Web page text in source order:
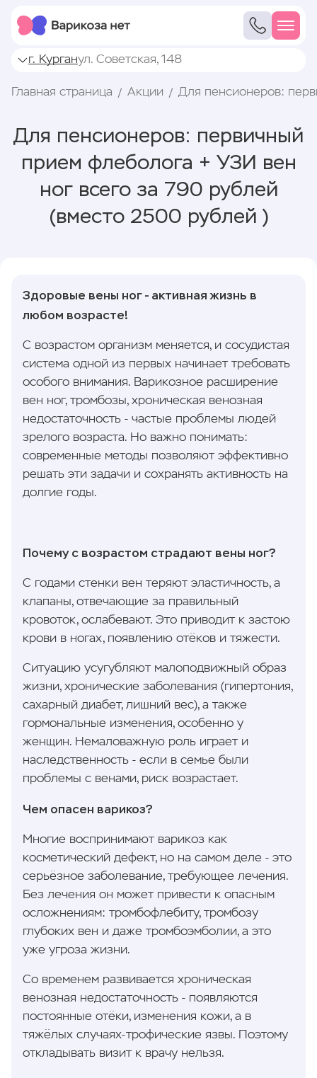
г. Курганул. Советская, 148
Главная страница Акции Для пенсионеров:
Для пенсионеров: первичный
прием флеболога + УЗИ вен
ног всего за 790 рублей
(вместо 2500 рублей )
Здоровые вены ног - активная жизнь в
любом возрасте!
С возрастом организм меняется, и сосудистая
система одной из первых начинает требовать
особого внимания. Варикозное расширение
вен ног, тромбозы, хроническая венозная
недостаточность - частые проблемы людей
зрелого возраста. Но важно понимать:
современные методы позволяют эффективно
решать эти задачи и сохранять активность на
долгие годы.
Почему с возрастом страдают вены ног?
С годами стенки вен теряют эластичность, а
клапаны, отвечающие за правильный
кровоток, ослабевают. Это приводит к застою
крови в ногах, появлению отёков и тяжести.
Ситуацию усугубляют малоподвижный образ
жизни, хронические заболевания (гипертония,
сахарный диабет, лишний вес), а также
гормональные изменения, особенно у
женщин. Немаловажную роль играет и
наследственность - если в семье были
проблемы с венами, риск возрастает.
Чем опасен варикоз?
Многие воспринимают варикоз как
косметический дефект, но на самом деле - это
серьёзное заболевание, требующее лечения.
Без лечения он может привести к опасным
осложнениям: тромбофлебиту, тромбозу
глубоких вен и даже тромбоэмболии, а это
уже угроза жизни.
Со временем развивается хроническая
венозная недостаточность - появляются
постоянные отёки, изменения кожи, а в
тяжёлых случаях-трофические язвы. Поэтому
откладывать визит к врачу нельзя.